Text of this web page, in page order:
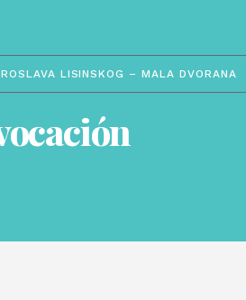
LISINSKOG – MALA DVORANA